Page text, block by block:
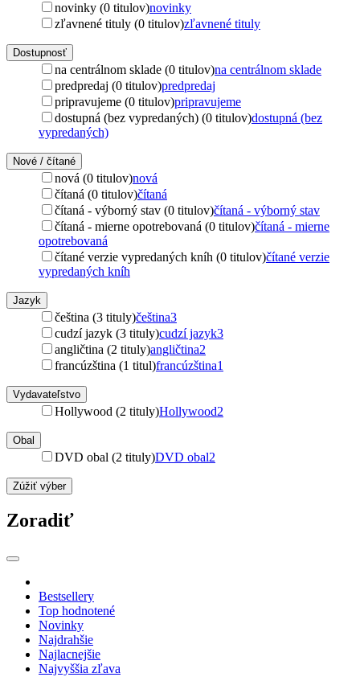
novinky (0 titulov)novinky
zľavnené tituly (0 titulov)zľavnené tituly
Dostupnosť
na centrálnom sklade (0 titulov)na centrálnom sklade
predpredaj (0 titulov)predpredaj
pripravujeme (0 titulov)pripravujeme
dostupná (bez vypredaných) (0 titulov)dostupná (bez
vypredaných)
Nové / čítané
nová (0 titulov)nová
čítaná (0 titulov)čítaná
čítaná - výborný stav (0 titulov)čítaná - výborný stav
čítaná - mierne opotrebovaná (0 titulov)čítaná - mierne
opotrebovaná
čítané verzie vypredaných kníh (0 titulov)čítané verzie
vypredaných kníh
Jazyk
čeština (3 tituly)čeština3
cudzí jazyk (3 tituly)cudzí jazyk3
angličtina (2 tituly)angličtina2
francúzština (1 titul)francúzština1
Vydavateľstvo
Hollywood (2 tituly)Hollywood2
Obal
DVD obal (2 tituly)DVD obal2
Zúžiť výber
Zoradiť
Bestsellery
Top hodnotené
Novinky
Najdrahšie
Najlacnejšie
Najvyššia zľava